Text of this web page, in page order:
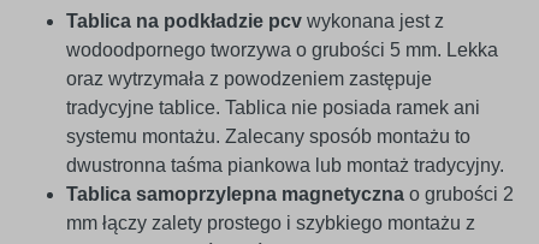
Tablica na podkładzie pcv wykonana jest z
wodoodpornego tworzywa o grubości 5 mm. Lekka
oraz wytrzymała z powodzeniem zastępuje
tradycyjne tablice. Tablica nie posiada ramek ani
systemu montażu. Zalecany sposób montażu to
dwustronna taśma piankowa lub montaż tradycyjny.
Tablica samoprzylepna magnetyczna o grubości 2
mm łączy zalety prostego i szybkiego montażu z